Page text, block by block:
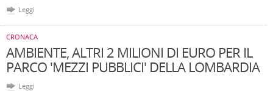
Leggi
CRONACA
AMBIENTE, ALTRI 2 MILIONI DI EURO PER IL
PARCO 'MEZZI PUBBLICI' DELLA LOMBARDIA
Leggi